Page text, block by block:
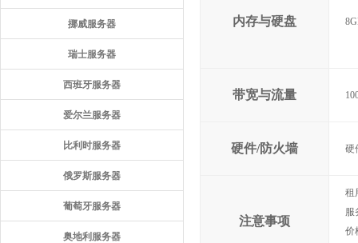
挪威服务器
瑞士服务器
西班牙服务器
爱尔兰服务器
比利时服务器
俄罗斯服务器
葡萄牙服务器
奥地利服务器
内存与硬盘
带宽与流量
硬件/防火墙 硬
注意事项
租
服
价